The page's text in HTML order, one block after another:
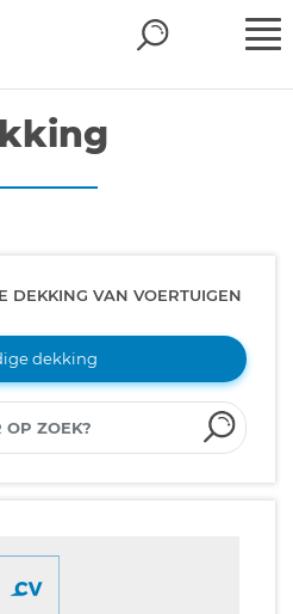
DEKKING VAN VOERTUIGEN
dekking